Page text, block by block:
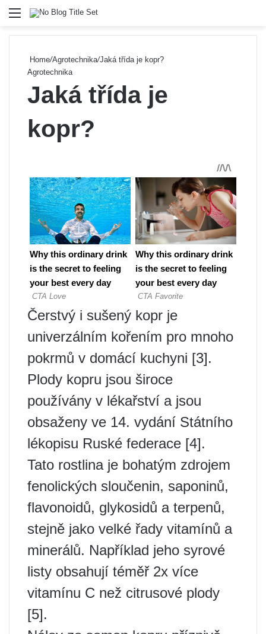
Menu
Home/Agrotechnika/Jaká třída je kopr?
Agrotechnika
Jaká třída je
kopr?
Čerstvý i sušený kopr je
univerzálním kořením pro mnoho
pokrmů v domácí kuchyni [3].
Plody kopru jsou široce
používány v lékařství a jsou
obsaženy ve 14. vydání Státního
lékopisu Ruské federace [4].
Tato rostlina je bohatým zdrojem
fenolických sloučenin, saponinů,
flavonoidů, glykosidů a terpenů,
stejně jako velké řady vitamínů a
minerálů. Například jeho syrové
listy obsahují téměř 2x více
vitamínu C než citrusové plody
[5].